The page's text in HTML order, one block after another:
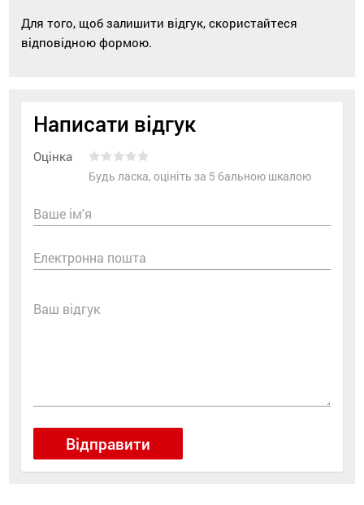
Для того, щоб залишити відгук, скористайтеся
відповідною формою.
Написати відгук
Оцінка
Будь ласка, оцініть за 5 бальною шкалою
Ваше ім'я
Електронна пошта
Ваш відгук
Відправити